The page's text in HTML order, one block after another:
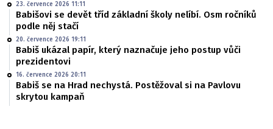
23. července 2026 11:11
Babišovi se devět tříd základní školy nelíbí. Osm ročníků
podle něj stačí
20. července 2026 19:11
Babiš ukázal papír, který naznačuje jeho postup vůči
prezidentovi
16. července 2026 20:11
Babiš se na Hrad nechystá. Postěžoval si na Pavlovu
skrytou kampaň